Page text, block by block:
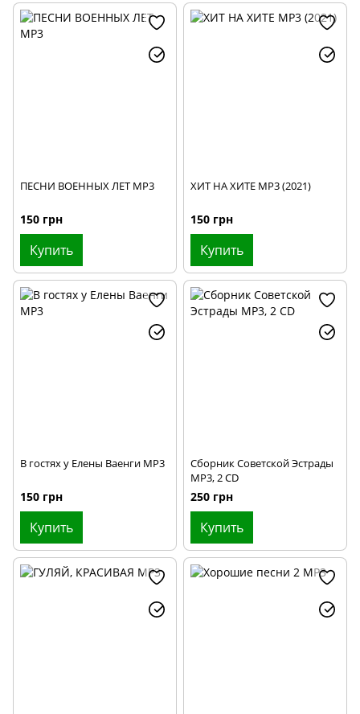
ПЕСНИ ВОЕННЫХ ЛЕТ МР3
150 грн
Купить
ХИТ НА ХИТЕ МР3 (2021)
150 грн
Купить
В гостях у Елены Ваенги MP3
150 грн
Купить
Сборник Советской Эстрады
MP3, 2 CD
250 грн
Купить